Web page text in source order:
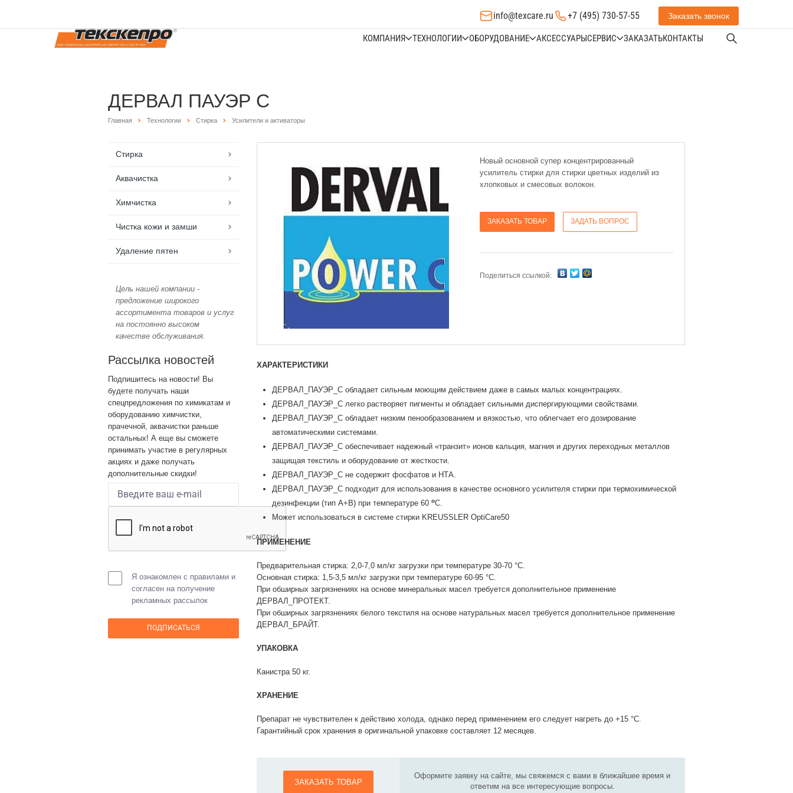
info@texcare.ru +7 (495) 730-57-55 Заказать звонок
КОМПАНИЯ ТЕХНОЛОГИИ ОБОРУДОВАНИЕ АКСЕССУАРЫСЕРВИС ЗАКАЗАТЬКОНТАКТЫ
ДЕРВАЛ ПАУЭР С
Главная Технологии Стирка Усилители и активаторы
Стирка
Аквачистка
Химчистка
Чистка кожи и замши
Удаление пятен
Цель нашей компании -
предложение широкого
ассортимента товаров и услуг
на постоянно высоком
качестве обслуживания.
Рассылка новостей
Подпишитесь на новости! Вы
будете получать наши
спецпредложения по химикатам и
оборудованию химчистки,
прачечной, аквачистки раньше
остальных! А еще вы сможете
принимать участие в регулярных
акциях и даже получать
дополнительные скидки!
Я ознакомлен с правилами и
согласен на получение
рекламных рассылок
Новый основной супер концентрированный
усилитель стирки для стирки цветных изделий из
хлопковых и смесовых волокон.
ЗАКАЗАТЬ ТОВАР ЗАДАТЬ ВОПРОС
Поделиться ссылкой:
ХАРАКТЕРИСТИКИ
ДЕРВАЛ_ПАУЭР_С обладает сильным моющим действием даже в самых малых концентрациях.
ДЕРВАЛ_ПАУЭР_С легко растворяет пигменты и обладает сильными диспергирующими свойствами.
ДЕРВАЛ_ПАУЭР_С обладает низким пенообразованием и вязкостью, что облегчает его дозирование
автоматическими системами.
ДЕРВАЛ_ПАУЭР_С обеспечивает надежный «транзит» ионов кальция, магния и других переходных металлов
защищая текстиль и оборудование от жесткости.
ДЕРВАЛ_ПАУЭР_С не содержит фосфатов и НТА.
ДЕРВАЛ_ПАУЭР_С подходит для использования в качестве основного усилителя стирки при термохимической
дезинфекции (тип А+В) при температуре 60 oС.
Может использоваться в системе стирки KREUSSLER OptiCare50
ПРИМЕНЕНИЕ
Предварительная стирка: 2,0-7,0 мл/кг загрузки при температуре 30-70 °С.
Основная стирка: 1,5-3,5 мл/кг загрузки при температуре 60-95 °С.
При обширных загрязнениях на основе минеральных масел требуется дополнительное применение
ДЕРВАЛ_ПРОТЕКТ.
При обширных загрязнениях белого текстиля на основе натуральных масел требуется дополнительное применение
ДЕРВАЛ_БРАЙТ.
УПАКОВКА
Канистра 50 кг.
ХРАНЕНИЕ
Препарат не чувствителен к действию холода, однако перед применением его следует нагреть до +15 °С.
Гарантийный срок хранения в оригинальной упаковке составляет 12 месяцев.
ЗАКАЗАТЬ ТОВАР
Оформите заявку на сайте, мы свяжемся с вами в ближайшее время и
ответим на все интересующие вопросы.